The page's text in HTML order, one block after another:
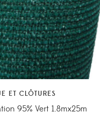
ET CLÔTURES
95% Vert 1.8mx25m